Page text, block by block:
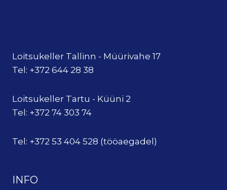
Loitsukeller Tallinn - Müürivahe 17
Tel: +372 644 28 38
Loitsukeller Tartu - Küüni 2
Tel: +372 74 303 74
Tel: +372 53 404 528 (tööaegadel)
INFO